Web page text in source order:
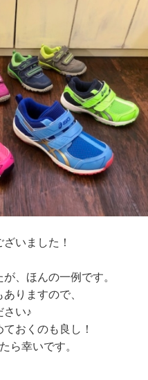
いました！
、ほんの一例です。
りますので、
さい♪
おくのも良し！
ら幸いです。